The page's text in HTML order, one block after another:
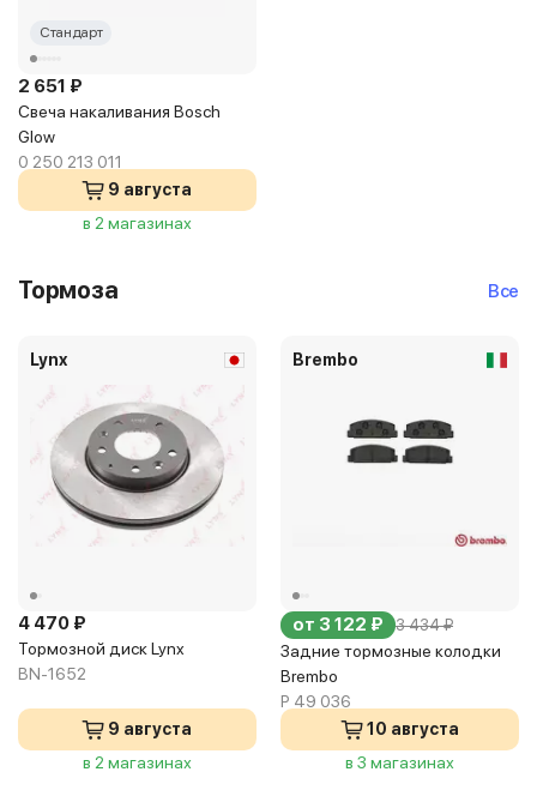
Стандарт
2 651 ₽
Свеча накаливания Bosch
Glow
0 250 213 011
9 августа
в 2 магазинах
Тормоза Все
Lynx
4 470 ₽
Тормозной диск Lynx
BN-1652
9 августа
в 2 магазинах
Brembo
от 3 122 ₽ 3 434 ₽
Задние тормозные колодки
Brembo
P 49 036
10 августа
в 3 магазинах